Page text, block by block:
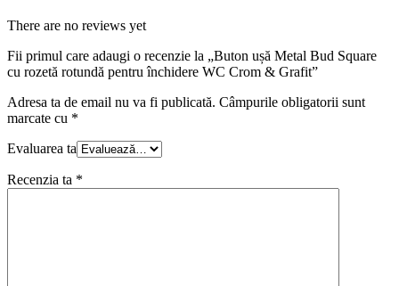
There are no reviews yet
Fii primul care adaugi o recenzie la „Buton ușă Metal Bud Square
cu rozetă rotundă pentru închidere WC Crom & Grafit”
Adresa ta de email nu va fi publicată. Câmpurile obligatorii sunt
marcate cu *
Evaluarea ta
Recenzia ta *